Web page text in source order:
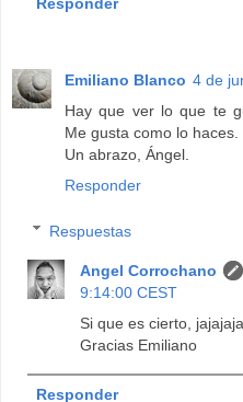
Responder
Emiliano Blanco 4 de
Hay que ver lo que te
Me gusta como lo haces.
Un abrazo, Ángel.
Responder
Respuestas
Angel Corrochano
9:14:00 CEST
Si que es cierto, jajajaja
Gracias Emiliano
Responder